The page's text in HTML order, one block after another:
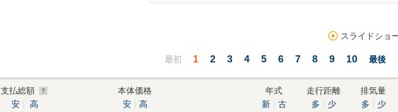
スライドショ
最初 1 2 3 4 5 6 7 8 9 10 最後
支払総額
安
高
本体価格
安
高
年式
新
古
走行距離
多
少
排気量
多
少